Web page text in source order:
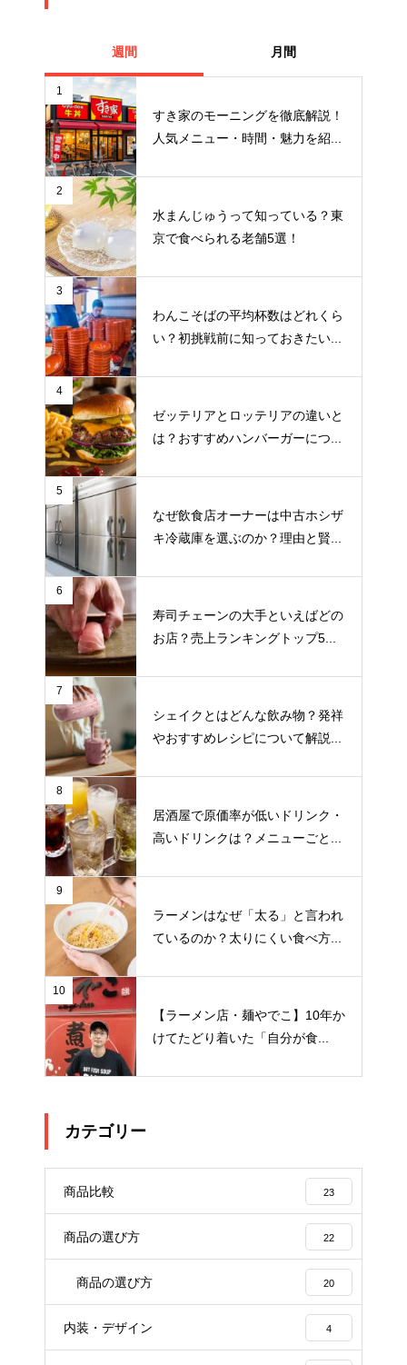
週間 月間
1
すき家のモーニングを徹底解説！
人気メニュー・時間・魅力を紹...
2
水まんじゅうって知っている？東
京で食べられる老舗5選！
3
わんこそばの平均杯数はどれくら
い？初挑戦前に知っておきたい...
4
ゼッテリアとロッテリアの違いと
は？おすすめハンバーガーにつ...
5
なぜ飲食店オーナーは中古ホシザ
キ冷蔵庫を選ぶのか？理由と賢...
6
寿司チェーンの大手といえばどの
お店？売上ランキングトップ5...
7
シェイクとはどんな飲み物？発祥
やおすすめレシピについて解説...
8
居酒屋で原価率が低いドリンク・
高いドリンクは？メニューごと...
9
ラーメンはなぜ「太る」と言われ
ているのか？太りにくい食べ方...
10
【ラーメン店・麺やでこ】10年か
けてたどり着いた「自分が食...
カテゴリー
商品比較 23
商品の選び方 22
商品の選び方 20
内装・デザイン 4